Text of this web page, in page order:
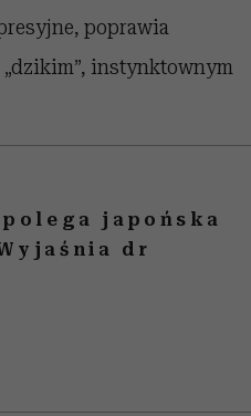
poprawia
instynktownym
japońska
dr